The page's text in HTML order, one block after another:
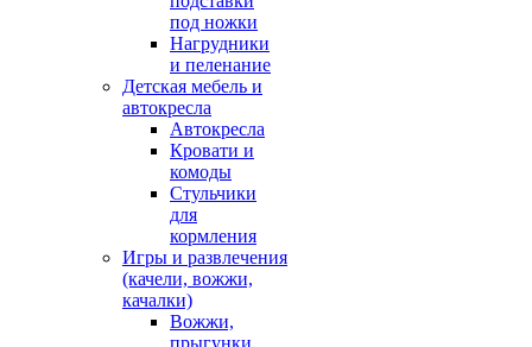
под ножки
Нагрудники
и пеленание
Детская мебель и
автокресла
Автокресла
Кровати и
комоды
Стульчики
для
кормления
Игры и развлечения
(качели, вожжи,
качалки)
Вожжи,
прыгунки,